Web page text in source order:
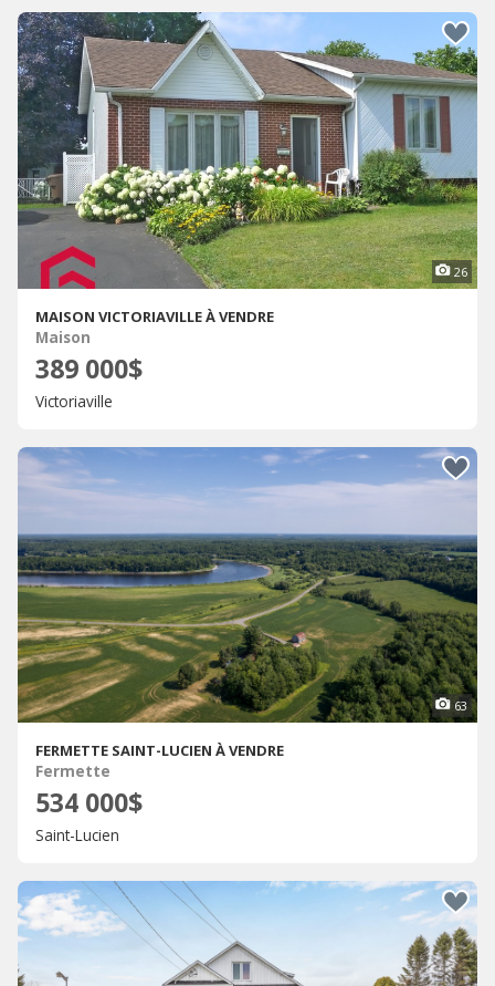
26
MAISON VICTORIAVILLE À VENDRE
Maison
389 000$
Victoriaville
63
FERMETTE SAINT-LUCIEN À VENDRE
Fermette
534 000$
Saint-Lucien